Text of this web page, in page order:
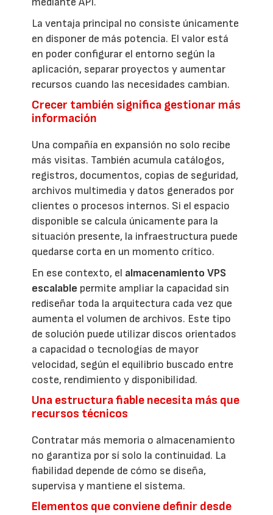
La ventaja principal no consiste únicamente
en disponer de más potencia. El valor está
en poder configurar el entorno según la
aplicación, separar proyectos y aumentar
recursos cuando las necesidades cambian.
Crecer también significa gestionar más
información
Una compañía en expansión no solo recibe
más visitas. También acumula catálogos,
registros, documentos, copias de seguridad,
archivos multimedia y datos generados por
clientes o procesos internos. Si el espacio
disponible se calcula únicamente para la
situación presente, la infraestructura puede
quedarse corta en un momento crítico.
En ese contexto, el almacenamiento VPS
escalable permite ampliar la capacidad sin
rediseñar toda la arquitectura cada vez que
aumenta el volumen de archivos. Este tipo
de solución puede utilizar discos orientados
a capacidad o tecnologías de mayor
velocidad, según el equilibrio buscado entre
coste, rendimiento y disponibilidad.
Una estructura fiable necesita más que
recursos técnicos
Contratar más memoria o almacenamiento
no garantiza por sí solo la continuidad. La
fiabilidad depende de cómo se diseña,
supervisa y mantiene el sistema.
Elementos que conviene definir desde